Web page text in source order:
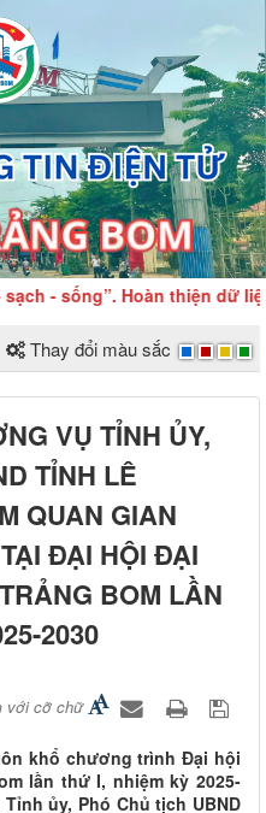
Hoàn thiện dữ liệu
Thay đổi màu sắc
VỤ TỈNH ỦY,
TỈNH LÊ
QUAN GIAN
ĐẠI HỘI ĐẠI
BOM LẦN
2030
với cỡ chữ
khổ chương trình Đại hội
lần thứ I, nhiệm kỳ 2025-
ủy, Phó Chủ tịch UBND